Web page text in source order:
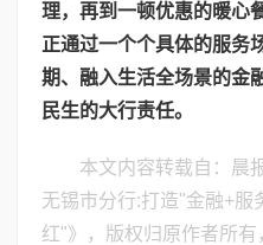
理，再到一顿优惠的暖心
正通过一个个具体的服务
期、融入生活全场景的金
民生的大行责任。
本文内容转载自：晨
无锡市分行:打造"金融+服
红"》，版权归原作者所有